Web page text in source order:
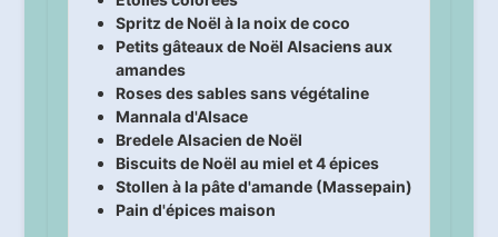
Spritz de Noël à la noix de coco
Petits gâteaux de Noël Alsaciens aux
amandes
Roses des sables sans végétaline
Mannala d'Alsace
Bredele Alsacien de Noël
Biscuits de Noël au miel et 4 épices
Stollen à la pâte d'amande (Massepain)
Pain d'épices maison